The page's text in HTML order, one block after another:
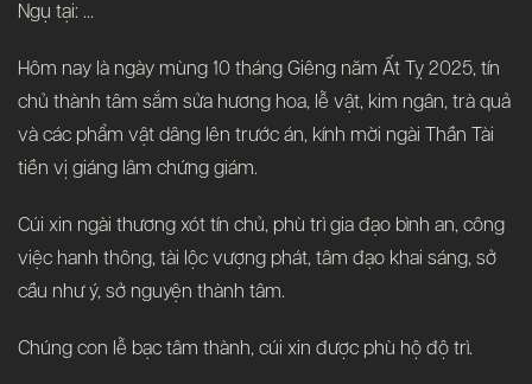
Ngụ tại: …
Hôm nay là ngày mùng 10 tháng Giêng năm Ất Tỵ 2025, tín
chủ thành tâm sắm sửa hương hoa, lễ vật, kim ngân, trà quả
và các phẩm vật dâng lên trước án, kính mời ngài Thần Tài
tiền vị giáng lâm chứng giám.
Cúi xin ngài thương xót tín chủ, phù trì gia đạo bình an, công
việc hanh thông, tài lộc vượng phát, tâm đạo khai sáng, sở
cầu như ý, sở nguyện thành tâm.
Chúng con lễ bạc tâm thành, cúi xin được phù hộ độ trì.